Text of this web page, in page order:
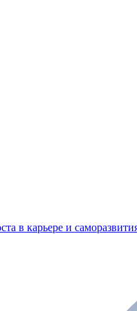
в карьере и